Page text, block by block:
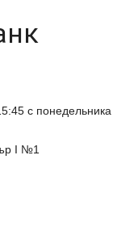
с понедельника
І №1